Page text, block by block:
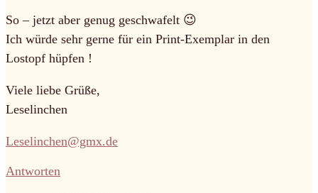
So – jetzt aber genug geschwafelt 😉
Ich würde sehr gerne für ein Print-Exemplar in den
Lostopf hüpfen !
Viele liebe Grüße,
Leselinchen
Leselinchen@gmx.de
Antworten